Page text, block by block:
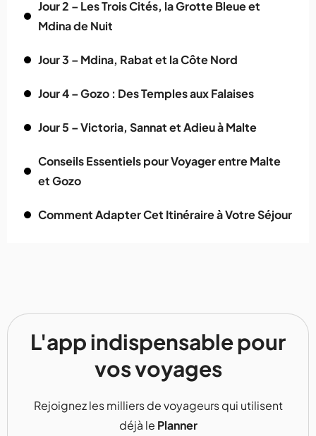
Jour 2 – Les Trois Cités, la Grotte Bleue et
Mdina de Nuit
Jour 3 – Mdina, Rabat et la Côte Nord
Jour 4 – Gozo : Des Temples aux Falaises
Jour 5 – Victoria, Sannat et Adieu à Malte
Conseils Essentiels pour Voyager entre Malte
et Gozo
Comment Adapter Cet Itinéraire à Votre Séjour
L'app indispensable pour
vos voyages
Rejoignez les milliers de voyageurs qui utilisent
déjà le Planner